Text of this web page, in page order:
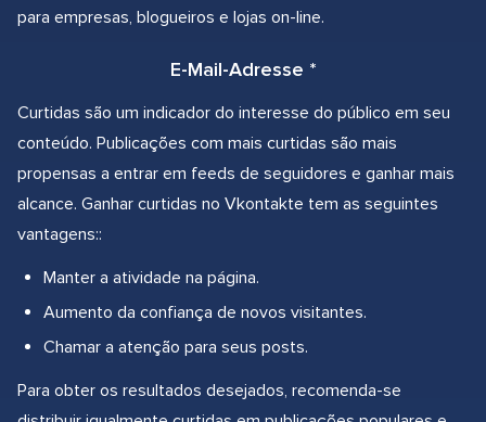
para empresas, blogueiros e lojas on-line.
E-Mail-Adresse *
Curtidas são um indicador do interesse do público em seu
conteúdo. Publicações com mais curtidas são mais
propensas a entrar em feeds de seguidores e ganhar mais
alcance. Ganhar curtidas no Vkontakte tem as seguintes
vantagens::
Manter a atividade na página.
Aumento da confiança de novos visitantes.
Chamar a atenção para seus posts.
Para obter os resultados desejados, recomenda-se